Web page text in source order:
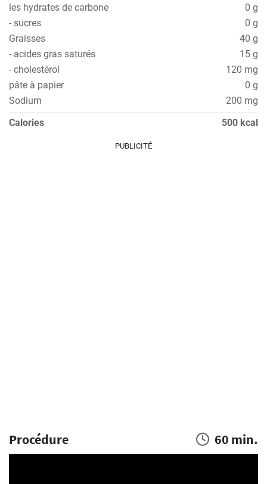
les hydrates de carbone
0 g
- sucres
0 g
Graisses
40 g
- acides gras saturés
15 g
- cholestérol
120 mg
pâte à papier
0 g
Sodium
200 mg
Calories
500 kcal
PUBLICITÉ
Procédure 60 min.